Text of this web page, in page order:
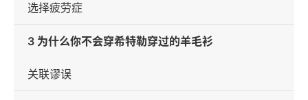
选择疲劳症
3 为什么你不会穿希特勒穿过的羊毛衫
关联谬误